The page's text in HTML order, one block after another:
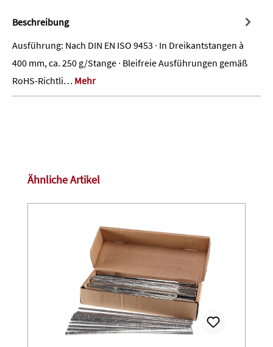
Beschreibung
Ausführung: Nach DIN EN ISO 9453 ∙ In Dreikantstangen à
400 mm, ca. 250 g/Stange ∙ Bleifreie Ausführungen gemäß
RoHS-Richtli… Mehr
Produktgalerie überspringen
Ähnliche Artikel